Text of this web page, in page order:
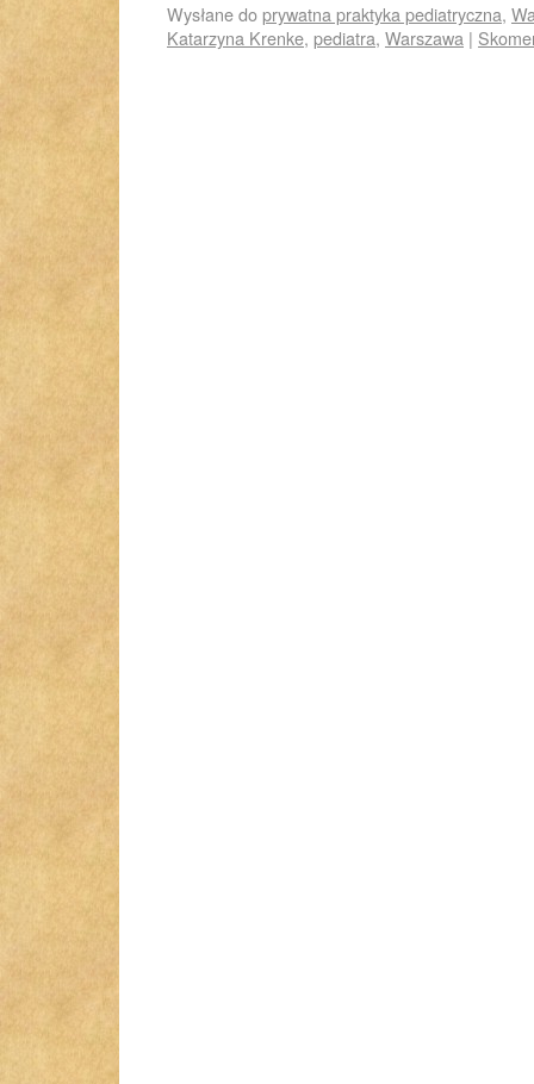
Wysłane doprywatna praktyka pediatryczna,
Katarzyna Krenke, pediatra, Warszawa |